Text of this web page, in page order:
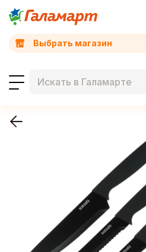
Выбрать магазин